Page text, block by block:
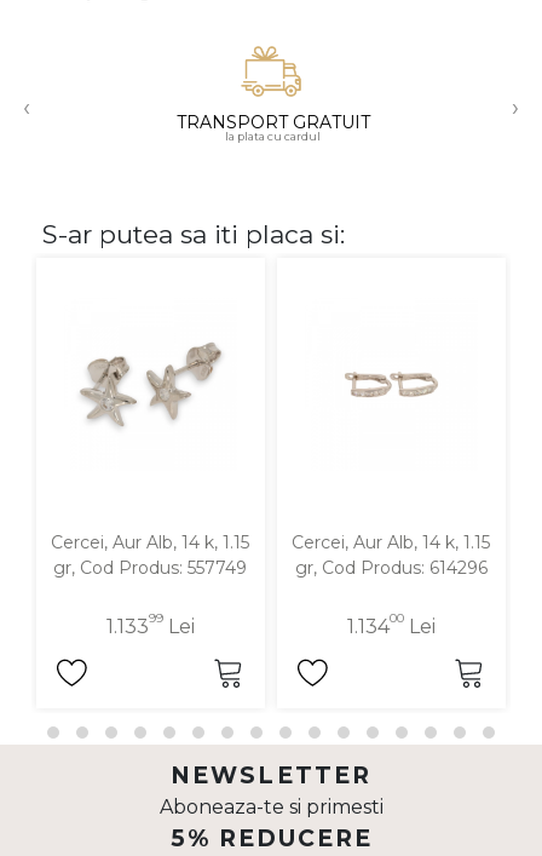
18K
‹ TRANSPORT GRATUIT
la plata cu cardul
›
S-ar putea sa iti placa si:
Cercei, Aur Alb, 14 k, 1.15
gr, Cod Produs: 557749
1.13399Lei
Cercei, Aur Alb, 14 k, 1.15
gr, Cod Produs: 614296
1.13400Lei
NEWSLETTER
Aboneaza-te si primesti
5% REDUCERE